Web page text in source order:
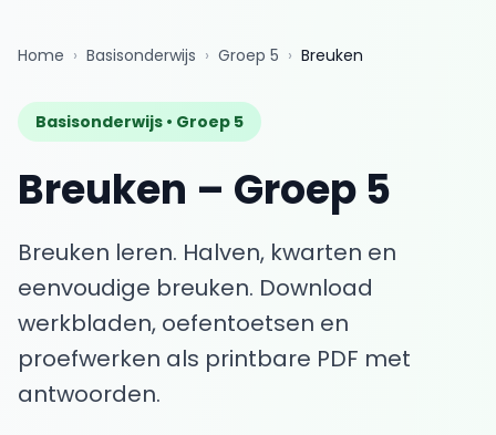
Home › Basisonderwijs › Groep 5 › Breuken
Basisonderwijs • Groep 5
Breuken – Groep 5
Breuken leren. Halven, kwarten en
eenvoudige breuken. Download
werkbladen, oefentoetsen en
proefwerken als printbare PDF met
antwoorden.